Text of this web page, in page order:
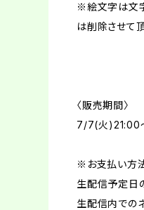
※絵文字は文
は削除させて
〈販売期間〉
7/7(火)21:00
※お支払い方
生配信予定日
生配信内での